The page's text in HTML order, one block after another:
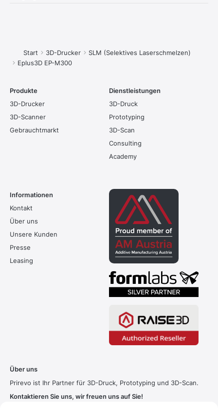
Sie befinden sich hier:
Start 3D-Drucker
SLM (Selektives Laserschmelzen)
Eplus3D EP-M300
Produkte
3D-Drucker
3D-Scanner
Gebrauchtmarkt
Dienstleistungen
3D-Druck
Prototyping
3D-Scan
Consulting
Academy
Informationen
Kontakt
Über uns
Unsere Kunden
Presse
Leasing
Über uns
Prirevo ist Ihr Partner für 3D-Druck, Prototyping und 3D-Scan.
Kontaktieren Sie uns, wir freuen uns auf Sie!